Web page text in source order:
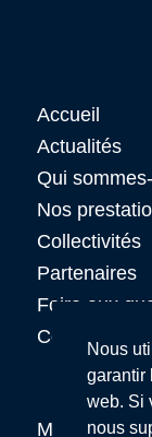
Accueil
Actualités
Qui
Nos
Collectivités
Partenaires
Foire aux
Contact
Mentions
Nous
garantir
web. Si
nous